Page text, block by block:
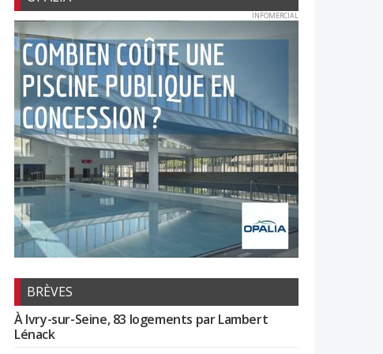
INFOMERCIAL
BRÈVES
À Ivry-sur-Seine, 83 logements par Lambert
Lénack